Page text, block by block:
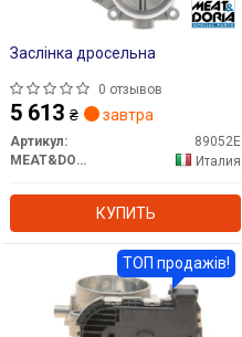
Заслінка дросельна
0 отзывов
5 613 ₴ завтра
Артикул:
89052E
MEAT&DORIA
Италия
КУПИТЬ
ТОП продажів!